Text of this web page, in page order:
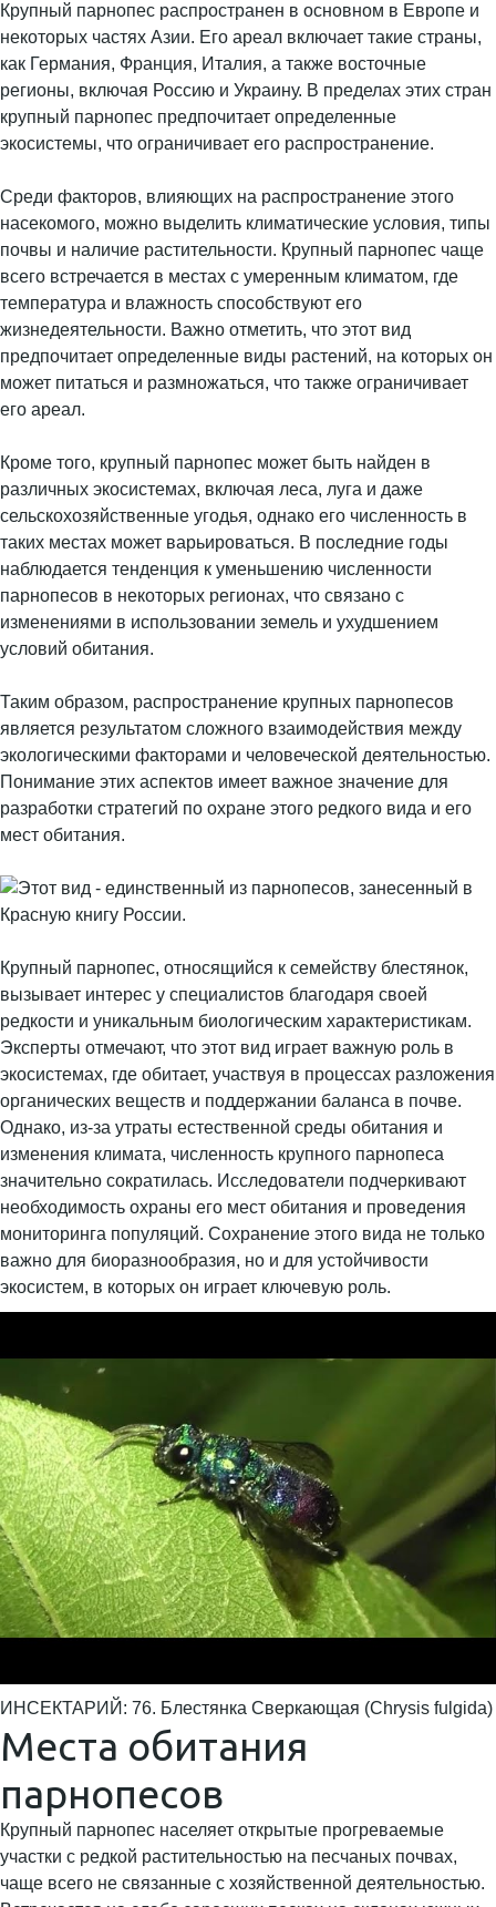
Крупный парнопес распространен в основном в Европе и
некоторых частях Азии. Его ареал включает такие страны,
как Германия, Франция, Италия, а также восточные
регионы, включая Россию и Украину. В пределах этих стран
крупный парнопес предпочитает определенные
экосистемы, что ограничивает его распространение.
Среди факторов, влияющих на распространение этого
насекомого, можно выделить климатические условия, типы
почвы и наличие растительности. Крупный парнопес чаще
всего встречается в местах с умеренным климатом, где
температура и влажность способствуют его
жизнедеятельности. Важно отметить, что этот вид
предпочитает определенные виды растений, на которых он
может питаться и размножаться, что также ограничивает
его ареал.
Кроме того, крупный парнопес может быть найден в
различных экосистемах, включая леса, луга и даже
сельскохозяйственные угодья, однако его численность в
таких местах может варьироваться. В последние годы
наблюдается тенденция к уменьшению численности
парнопесов в некоторых регионах, что связано с
изменениями в использовании земель и ухудшением
условий обитания.
Таким образом, распространение крупных парнопесов
является результатом сложного взаимодействия между
экологическими факторами и человеческой деятельностью.
Понимание этих аспектов имеет важное значение для
разработки стратегий по охране этого редкого вида и его
мест обитания.
Крупный парнопес, относящийся к семейству блестянок,
вызывает интерес у специалистов благодаря своей
редкости и уникальным биологическим характеристикам.
Эксперты отмечают, что этот вид играет важную роль в
экосистемах, где обитает, участвуя в процессах разложения
органических веществ и поддержании баланса в почве.
Однако, из-за утраты естественной среды обитания и
изменения климата, численность крупного парнопеса
значительно сократилась. Исследователи подчеркивают
необходимость охраны его мест обитания и проведения
мониторинга популяций. Сохранение этого вида не только
важно для биоразнообразия, но и для устойчивости
экосистем, в которых он играет ключевую роль.
ИНСЕКТАРИЙ: 76. Блестянка Сверкающая (Chrysis fulgida)
Места обитания
парнопесов
Крупный парнопес населяет открытые прогреваемые
участки с редкой растительностью на песчаных почвах,
чаще всего не связанные с хозяйственной деятельностью.